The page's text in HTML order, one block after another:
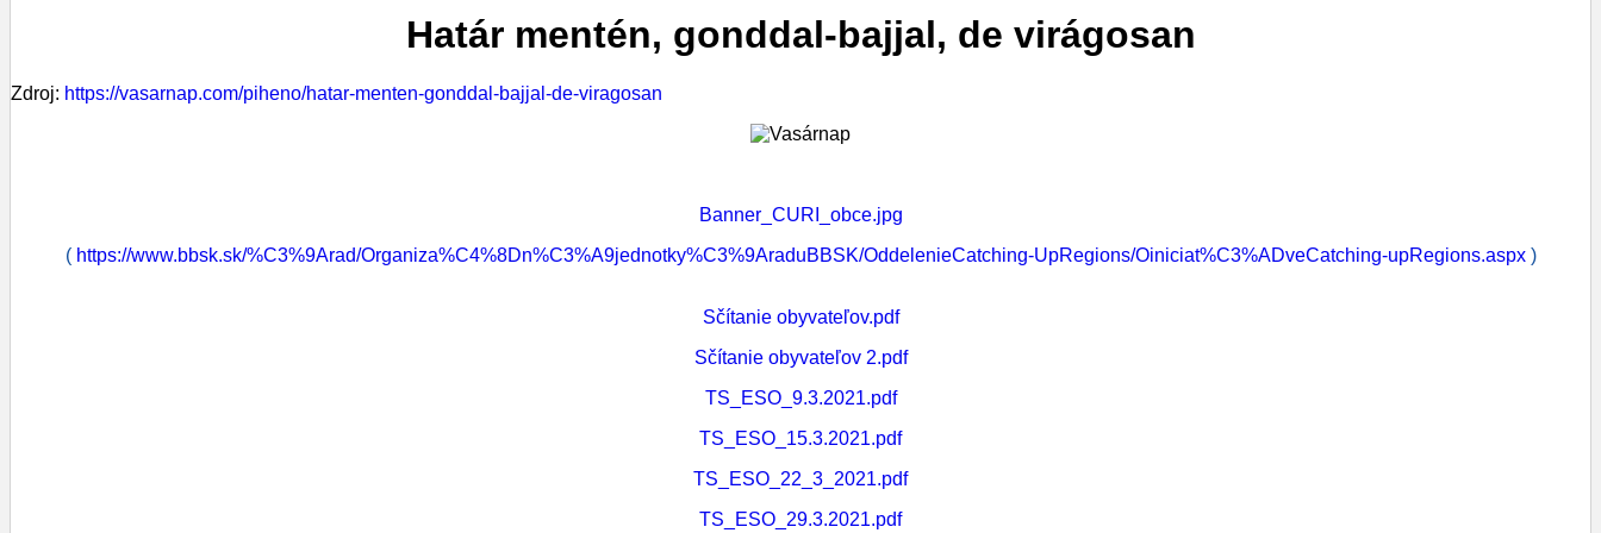
Határ mentén, gonddal-bajjal, de virágosan
Zdroj: https://vasarnap.com/piheno/hatar-menten-gonddal-bajjal-de-viragosan
Banner_CURI_obce.jpg
( https://www.bbsk.sk/%C3%9Arad/Organiza%C4%8Dn%C3%A9jednotky%C3%9AraduBBSK/OddelenieCatching-UpRegions/Oiniciat%C3%ADveCatching-upRegions.aspx)
Sčítanie obyvateľov.pdf
Sčítanie obyvateľov 2.pdf
TS_ESO_9.3.2021.pdf
TS_ESO_15.3.2021.pdf
TS_ESO_22_3_2021.pdf
TS_ESO_29.3.2021.pdf